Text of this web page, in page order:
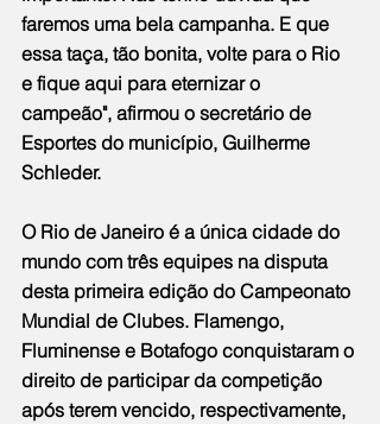
faremos uma bela campanha. E que
essa taça, tão bonita, volte para o Rio
e fique aqui para eternizar o
campeão", afirmou o secretário de
Esportes do município, Guilherme
Schleder.
O Rio de Janeiro é a única cidade do
mundo com três equipes na disputa
desta primeira edição do Campeonato
Mundial de Clubes. Flamengo,
Fluminense e Botafogo conquistaram o
direito de participar da competição
após terem vencido, respectivamente,